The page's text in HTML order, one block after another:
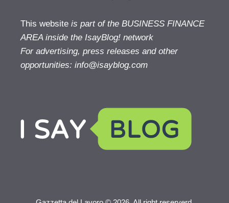
This website is part of the BUSINESS FINANCE
AREA inside the IsayBlog! network
For advertising, press releases and other
opportunities: info@isayblog.com